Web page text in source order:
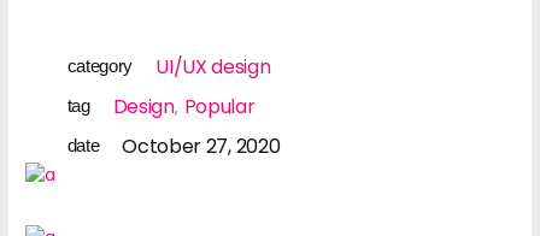
category UI/UX design
tag Design Popular
date October 27, 2020